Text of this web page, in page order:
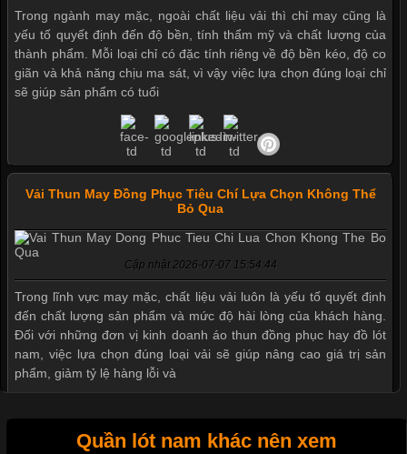
Trong ngành may mặc, ngoài chất liệu vải thì chỉ may cũng là
yếu tố quyết định đến độ bền, tính thẩm mỹ và chất lượng của
thành phẩm. Mỗi loại chỉ có đặc tính riêng về độ bền kéo, độ co
giãn và khả năng chịu ma sát, vì vậy việc lựa chọn đúng loại chỉ
sẽ giúp sản phẩm có tuổi
Vải Thun May Đồng Phục Tiêu Chí Lựa Chọn Không Thể
Bỏ Qua
Cập nhật 2026-07-07 15:54:44
Trong lĩnh vực may mặc, chất liệu vải luôn là yếu tố quyết định
đến chất lượng sản phẩm và mức độ hài lòng của khách hàng.
Đối với những đơn vị kinh doanh áo thun đồng phục hay đồ lót
nam, việc lựa chọn đúng loại vải sẽ giúp nâng cao giá trị sản
phẩm, giảm tỷ lệ hàng lỗi và
Quần lót nam khác nên xem